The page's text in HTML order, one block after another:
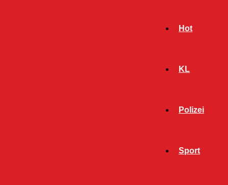
Hot
KL
Polizei
Sport